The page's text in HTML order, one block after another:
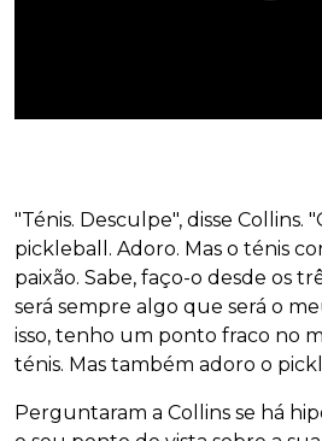
"Ténis. Desculpe", disse Collins.
pickleball. Adoro. Mas o ténis
paixão. Sabe, faço-o desde os
será sempre algo que será o
isso, tenho um ponto fraco no
ténis. Mas também adoro o
Perguntaram a Collins se há